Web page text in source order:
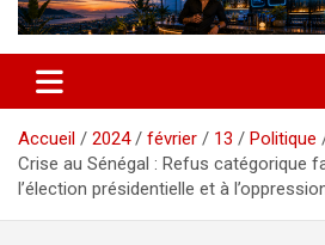
Accueil 2024 février 13 Politique
Crise au Sénégal : Refus catégorique
l’élection présidentielle et à